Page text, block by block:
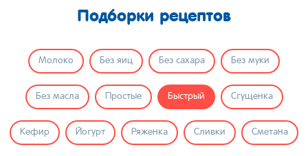
Подборки рецептов
Молоко Без яиц Без сахара Без муки
Без масла Простые Быстрый Сгущенка
Кефир Йогурт Ряженка Сливки Сметана